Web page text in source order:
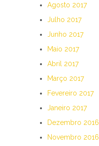
Agosto 2017
Julho 2017
Junho 2017
Maio 2017
Abril 2017
Março 2017
Fevereiro 2017
Janeiro 2017
Dezembro 2016
Novembro 2016